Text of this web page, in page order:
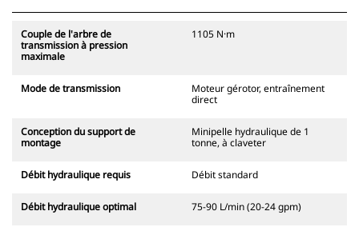
Couple de l'arbre de
transmission à pression
maximale
1105 N·m
Mode de transmission
Moteur gérotor, entraînement
direct
Conception du support de
montage
Minipelle hydraulique de 1
tonne, à claveter
Débit hydraulique requis Débit standard
Débit hydraulique optimal 75-90 L/min (20-24 gpm)